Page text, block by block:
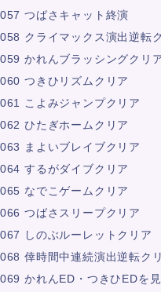
つばさキャット終演
クライマックス演出逆転
かれんブラッシングクリ
つきひリズムクリア
こよみジャンプクリア
ひたぎホームクリア
まよいブレイブクリア
するがダイブクリア
なでこゲームクリア
つばさスリープクリア
しのぶルーレットクリア
倖時間中連続演出逆転ク
かれんED・つきひEDを見